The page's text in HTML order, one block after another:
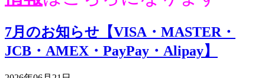
7月のお知らせ【VISA・MASTER・
JCB・AMEX・PayPay・Alipay】